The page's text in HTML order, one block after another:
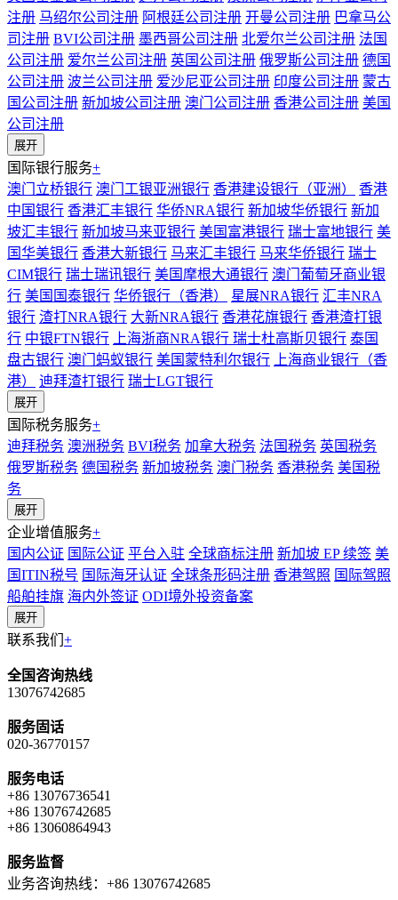
注册 马绍尔公司注册 阿根廷公司注册 开曼公司注册 巴拿马公
司注册 BVI公司注册 墨西哥公司注册 北爱尔兰公司注册 法国
公司注册 爱尔兰公司注册 英国公司注册 俄罗斯公司注册 德国
公司注册 波兰公司注册 爱沙尼亚公司注册 印度公司注册 蒙古
国公司注册 新加坡公司注册 澳门公司注册 香港公司注册 美国
公司注册
展开
国际银行服务+
澳门立桥银行 澳门工银亚洲银行 香港建设银行（亚洲）
香港
中国银行 香港汇丰银行 华侨NRA银行 新加坡华侨银行 新加
坡汇丰银行 新加坡马来亚银行 美国富港银行 瑞士富地银行 美
国华美银行 香港大新银行 马来汇丰银行 马来华侨银行 瑞士
CIM银行 瑞士瑞讯银行 美国摩根大通银行 澳门葡萄牙商业银
行 美国国泰银行 华侨银行（香港） 星展NRA银行 汇丰NRA
银行 渣打NRA银行 大新NRA银行 香港花旗银行 香港渣打银
行 中银FTN银行 上海浙商NRA银行 瑞士杜高斯贝银行 泰国
盘古银行 澳门蚂蚁银行 美国蒙特利尔银行
上海商业银行（香
港）
迪拜渣打银行 瑞士LGT银行
展开
国际税务服务+
迪拜税务 澳洲税务 BVI税务 加拿大税务 法国税务 英国税务
俄罗斯税务 德国税务 新加坡税务 澳门税务 香港税务 美国税
务
展开
企业增值服务+
国内公证 国际公证 平台入驻 全球商标注册 新加坡 EP 续签 美
国ITIN税号 国际海牙认证 全球条形码注册 香港驾照 国际驾照
船舶挂旗 海内外签证 ODI境外投资备案
展开
联系我们 +
全国咨询热线
13076742685
服务固话
020-36770157
服务电话
+86 13076736541
+86 13076742685
+86 13060864943
服务监督
业务咨询热线：+86 13076742685